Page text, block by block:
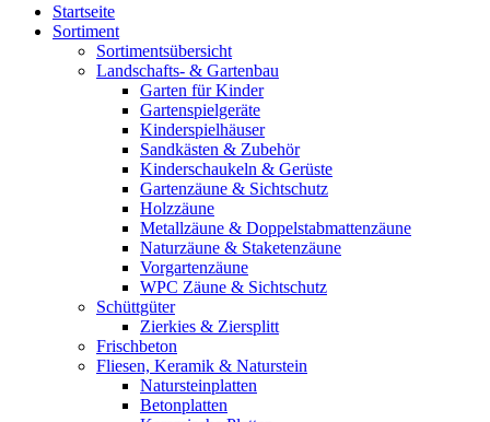
Startseite
Sortiment
Sortimentsübersicht
Landschafts- & Gartenbau
Garten für Kinder
Gartenspielgeräte
Kinderspielhäuser
Sandkästen & Zubehör
Kinderschaukeln & Gerüste
Gartenzäune & Sichtschutz
Holzzäune
Metallzäune & Doppelstabmattenzäune
Naturzäune & Staketenzäune
Vorgartenzäune
WPC Zäune & Sichtschutz
Schüttgüter
Zierkies & Ziersplitt
Frischbeton
Fliesen, Keramik & Naturstein
Natursteinplatten
Betonplatten